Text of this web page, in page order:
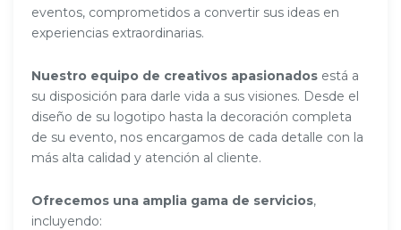
eventos, comprometidos a convertir sus ideas en
experiencias extraordinarias.
Nuestro equipo de creativos apasionados está a
su disposición para darle vida a sus visiones. Desde el
diseño de su logotipo hasta la decoración completa
de su evento, nos encargamos de cada detalle con la
más alta calidad y atención al cliente.
Ofrecemos una amplia gama de servicios,
incluyendo: